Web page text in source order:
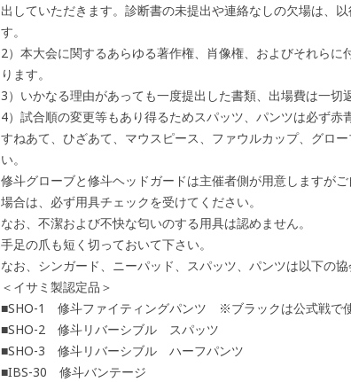
出していただきます。診断書の未提出や連絡なしの欠場は、
す。
2）本大会に関するあらゆる著作権、肖像権、およびそれら
ります。
3）いかなる理由があっても一度提出した書類、出場費は一切
4）試合順の変更等もあり得るためスパッツ、パンツは必ず赤
すねあて、ひざあて、マウスピース、ファウルカップ、グロ
い。
修斗グローブと修斗ヘッドガードは主催者側が用意しますが
場合は、必ず用具チェックを受けてください。
なお、不潔および不快な匂いのする用具は認めません。
手足の爪も短く切っておいて下さい。
なお、シンガード、ニーパッド、スパッツ、パンツは以下の
＜イサミ製認定品＞
■SHO-1 修斗ファイティングパンツ ※ブラックは公式戦で使
■SHO-2 修斗リバーシブル スパッツ
■SHO-3 修斗リバーシブル ハーフパンツ
■IBS-30 修斗バンテージ